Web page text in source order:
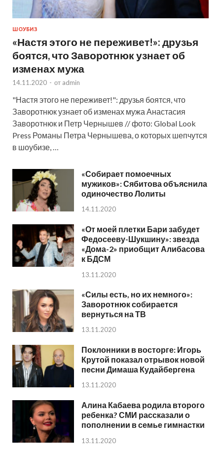
ШОУБИЗ
«Настя этого не переживет!»: друзья
боятся, что Заворотнюк узнает об
изменах мужа
14.11.2020 - от admin
"Настя этого не переживет!": друзья боятся, что
Заворотнюк узнает об изменах мужа Анастасия
Заворотнюк и Петр Чернышев // фото: Global Look
Press Романы Петра Чернышева, о которых шепчутся
в шоубизе, …
«Собирает помоечных
мужиков»: Сябитова объяснила
одиночество Лолиты
14.11.2020
«От моей плетки Бари забудет
Федосееву-Шукшину»: звезда
«Дома-2» приобщит Алибасова
к БДСМ
13.11.2020
«Силы есть, но их немного»:
Заворотнюк собирается
вернуться на ТВ
13.11.2020
Поклонники в восторге: Игорь
Крутой показал отрывок новой
песни Димаша Кудайбергена
13.11.2020
Алина Кабаева родила второго
ребенка? СМИ рассказали о
пополнении в семье гимнастки
13.11.2020